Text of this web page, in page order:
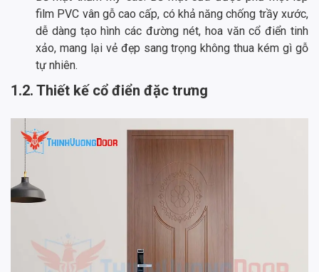
film PVC vân gỗ cao cấp, có khả năng chống trầy xước,
dễ dàng tạo hình các đường nét, hoa văn cổ điển tinh
xảo, mang lại vẻ đẹp sang trọng không thua kém gì gỗ
tự nhiên.
1.2. Thiết kế cổ điển đặc trưng